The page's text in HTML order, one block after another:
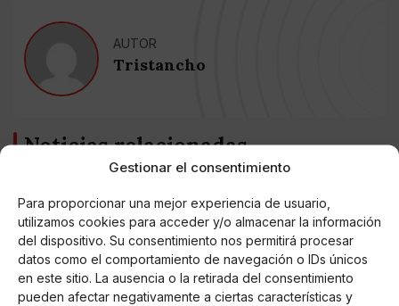
Gestionar el consentimiento
Para proporcionar una mejor experiencia de usuario,
utilizamos cookies para acceder y/o almacenar la información
del dispositivo. Su consentimiento nos permitirá procesar
datos como el comportamiento de navegación o IDs únicos
en este sitio. La ausencia o la retirada del consentimiento
pueden afectar negativamente a ciertas características y
AUTOR
Tristancho
Noticias relacionadas
Mejores Cripto Casinos Online en
Colombia 2025: Bitcoin Casinos
Online Casino
Mejores Casinos Online con Bitcoin y
Criptomonedas en Argentina 2025